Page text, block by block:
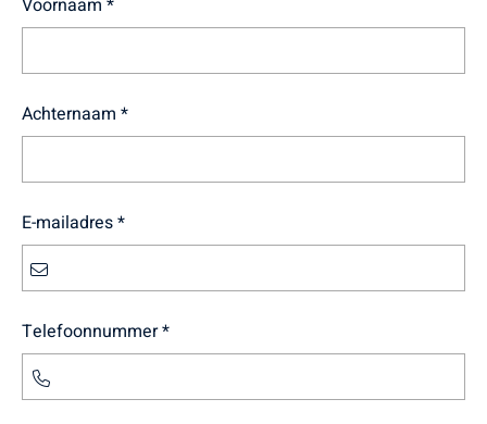
Voornaam *
Achternaam *
E-mailadres *
Telefoonnummer *